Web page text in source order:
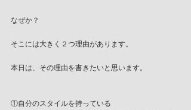
なぜか？
そこには大きく２つ理由があります。
本日は、その理由を書きたいと思います。
①自分のスタイルを持っている